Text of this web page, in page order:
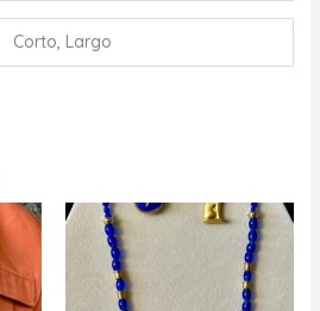
Corto, Largo